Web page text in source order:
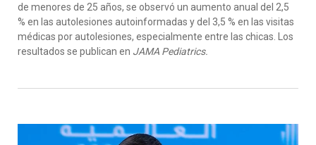
de menores de 25 años, se observó un aumento anual del 2,5
% en las autolesiones autoinformadas y del 3,5 % en las visitas
médicas por autolesiones, especialmente entre las chicas. Los
resultados se publican en JAMA Pediatrics.